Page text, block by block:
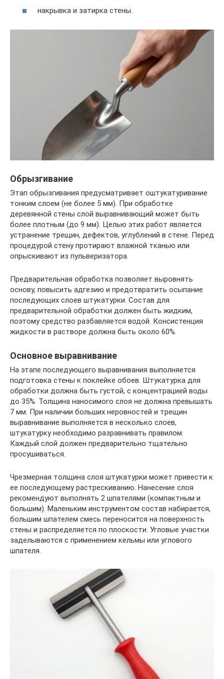
накрывка и затирка стены.
Обрызгивание
Этап обрызгивания предусматривает оштукатуривание
тонким слоем (не более 5 мм). При обработке
деревянной стены слой выравнивающий может быть
более плотным (до 9 мм). Целью этих работ является
устранение трещин, дефектов, углублений в стене. Перед
процедурой стену протирают влажной тканью или
опрыскивают из пульверизатора.
Предварительная обработка позволяет выровнять
основу, повысить адгезию и предотвратить осыпание
последующих слоев штукатурки. Состав для
предварительной обработки должен быть жидким,
поэтому средство разбавляется водой. Консистенция
жидкости в растворе должна быть около 60%.
Основное выравнивание
На этапе последующего выравнивания выполняется
подготовка стены к поклейке обоев. Штукатурка для
обработки должна быть густой, с концентрацией воды
до 35%. Толщина наносимого слоя не должна превышать
7 мм. При наличии больших неровностей и трещин
выравнивание выполняется в несколько слоев,
штукатурку необходимо разравнивать правилом.
Каждый слой должен предварительно тщательно
просушиваться.
Чрезмерная толщина слоя штукатурки может привести к
ее последующему растрескиванию. Нанесение слоя
рекомендуют выполнять 2 шпателями (компактным и
большим). Маленьким инструментом состав набирается,
большим шпателем смесь переносится на поверхность
стены и распределяется по плоскости. Угловые участки
заделываются с применением кельмы или углового
шпателя.